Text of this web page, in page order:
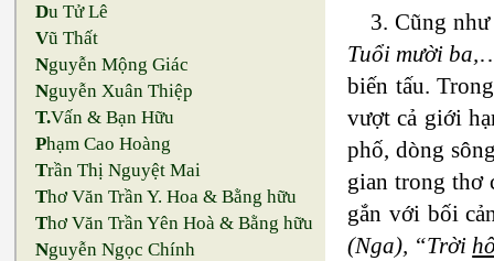
Du Tử Lê
Vũ Thất
Nguyễn Mộng Giác
Nguyễn Xuân Thiệp
T.Vấn & Bạn Hữu
Phạm Cao Hoàng
Trần Thị Nguyệt Mai
Thơ Văn Trần Y. Hoa & Bằng hữu
Thơ Văn Trần Yên Hoà & Bằng hữu
Nguyễn Ngọc Chính
3. Cũng
Tuổi mười ba,
biến tấu.
vượt cả giới
phố, dòng
gian trong thơ
gắn với bối
(Nga), “Trời